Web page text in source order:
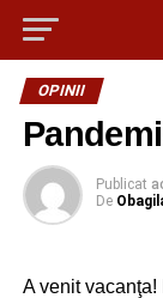
OPINII
Publicat
De
A venit